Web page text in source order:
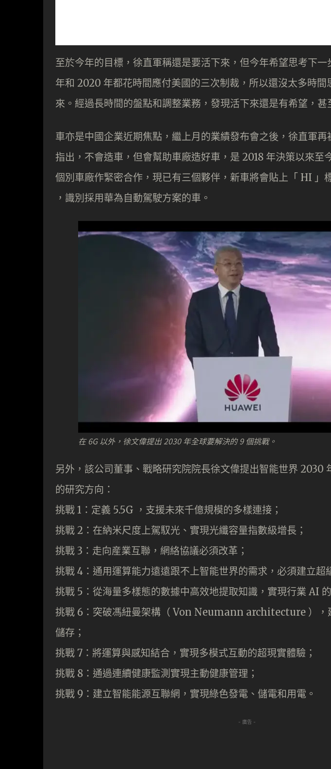
至於今年的目標，徐直軍稱還是要活下來，但今年希望思考下
年和 2020 年都花時間應付美國的三次制裁，所以還沒太多時間
來。經過長時間的盤點和調整業務，發現活下來還是有希望，甚
車亦是中國企業近期焦點，繼上月的業績發布會之後，徐直軍
指出，不會造車，但會幫助車廠造好車，是 2018 年決策以來至
個別車廠作緊密合作，現已有三個夥伴，新車將會貼上「 HI
，識別採用華為自動駕駛方案的車。
在 6G 以外，徐文偉提出 2030 年全球要解決的 9 個挑戰。
另外，該公司董事、戰略研究院院長徐文偉提出智能世界 2030
的研究方向：
挑戰 1：定義 5.5G ，支援未來千億規模的多樣連接；
挑戰 2：在納米尺度上駕馭光、實現光纖容量指數級增長；
挑戰 3：走向産業互聯，網絡協議必須改革；
挑戰 4：通用運算能力遠遠跟不上智能世界的需求，必須建立超
挑戰 5：從海量多樣態的數據中高效地提取知識，實現行業 AI
挑戰 6：突破馮紐曼架構（ Von Neumann architecture ），
儲存；
挑戰 7：將運算與感知結合，實現多模式互動的超現實體驗；
挑戰 8：通過連續健康監測實現主動健康管理；
挑戰 9：建立智能能源互聯網，實現綠色發電、儲電和用電。
- 廣告 -